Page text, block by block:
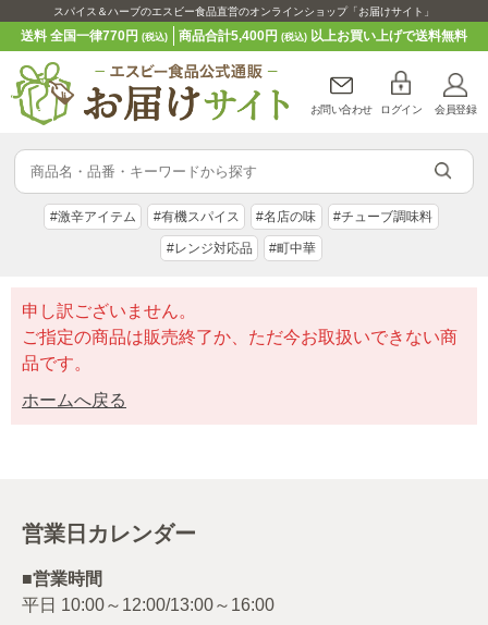
スパイス＆ハーブのエスビー食品直営のオンラインショップ「お届けサイト」
送料 全国一律770円(税込) 商品合計5,400円 (税込)以上お買い上げで送料無料
お問い合わせ ログイン 会員登録
#激辛アイテム #有機スパイス #名店の味 #チューブ調味料
#レンジ対応品 #町中華
申し訳ございません。
ご指定の商品は販売終了か、ただ今お取扱いできない商
品です。
ホームへ戻る
営業日カレンダー
■営業時間